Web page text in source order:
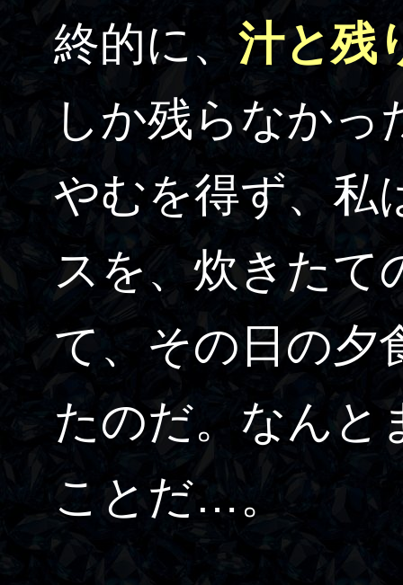
終的に、 汁と残
しか残らなか
やむを得ず、私
スを、炊きたて
て、その日の夕
たのだ。なんと
ことだ…。